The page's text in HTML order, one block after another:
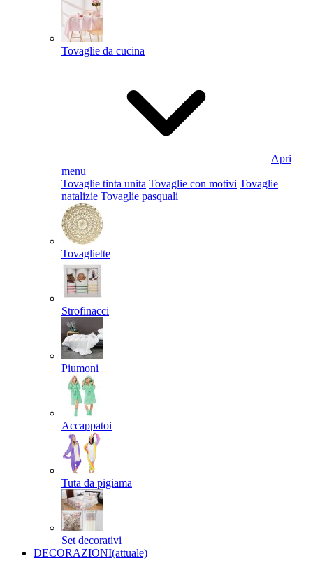
Tovaglie da cucina
Apri
menu
Tovaglie tinta unita Tovaglie con motivi Tovaglie
natalizie Tovaglie pasquali
Tovagliette
Strofinacci
Piumoni
Accappatoi
Tuta da pigiama
Set decorativi
DECORAZIONI(attuale)